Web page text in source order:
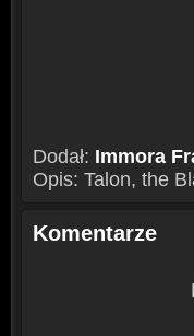
Dodał: Immora
Opis: Talon, the
Komentarze